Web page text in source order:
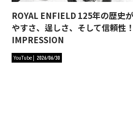
ROYAL ENFIELD 125年の歴史
やすさ、逞しさ、そして信頼性
IMPRESSION
YouTube 2026/06/30